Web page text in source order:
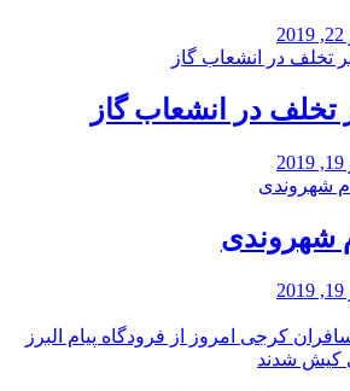
تخلف در انشعاب گاز
شهروندی